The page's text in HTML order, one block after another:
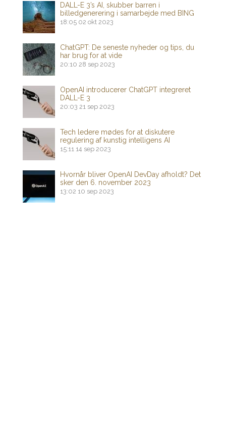
DALL-E 3’s AI, skubber barren i
billedgenerering i samarbejde med BING
18:05 02 okt 2023
ChatGPT: De seneste nyheder og tips, du
har brug for at vide
20:10 28 sep 2023
OpenAI introducerer ChatGPT integreret
DALL-E 3
20:03 21 sep 2023
Tech ledere mødes for at diskutere
regulering af kunstig intelligens AI
15:11 14 sep 2023
Hvornår bliver OpenAI DevDay afholdt? Det
sker den 6. november 2023
13:02 10 sep 2023